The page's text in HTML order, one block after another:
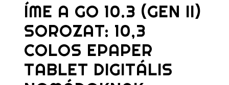
ÍME A GO 10.3 (GEN II)
SOROZAT: 10,3
COLOS EPAPER
TABLET DIGITÁLIS